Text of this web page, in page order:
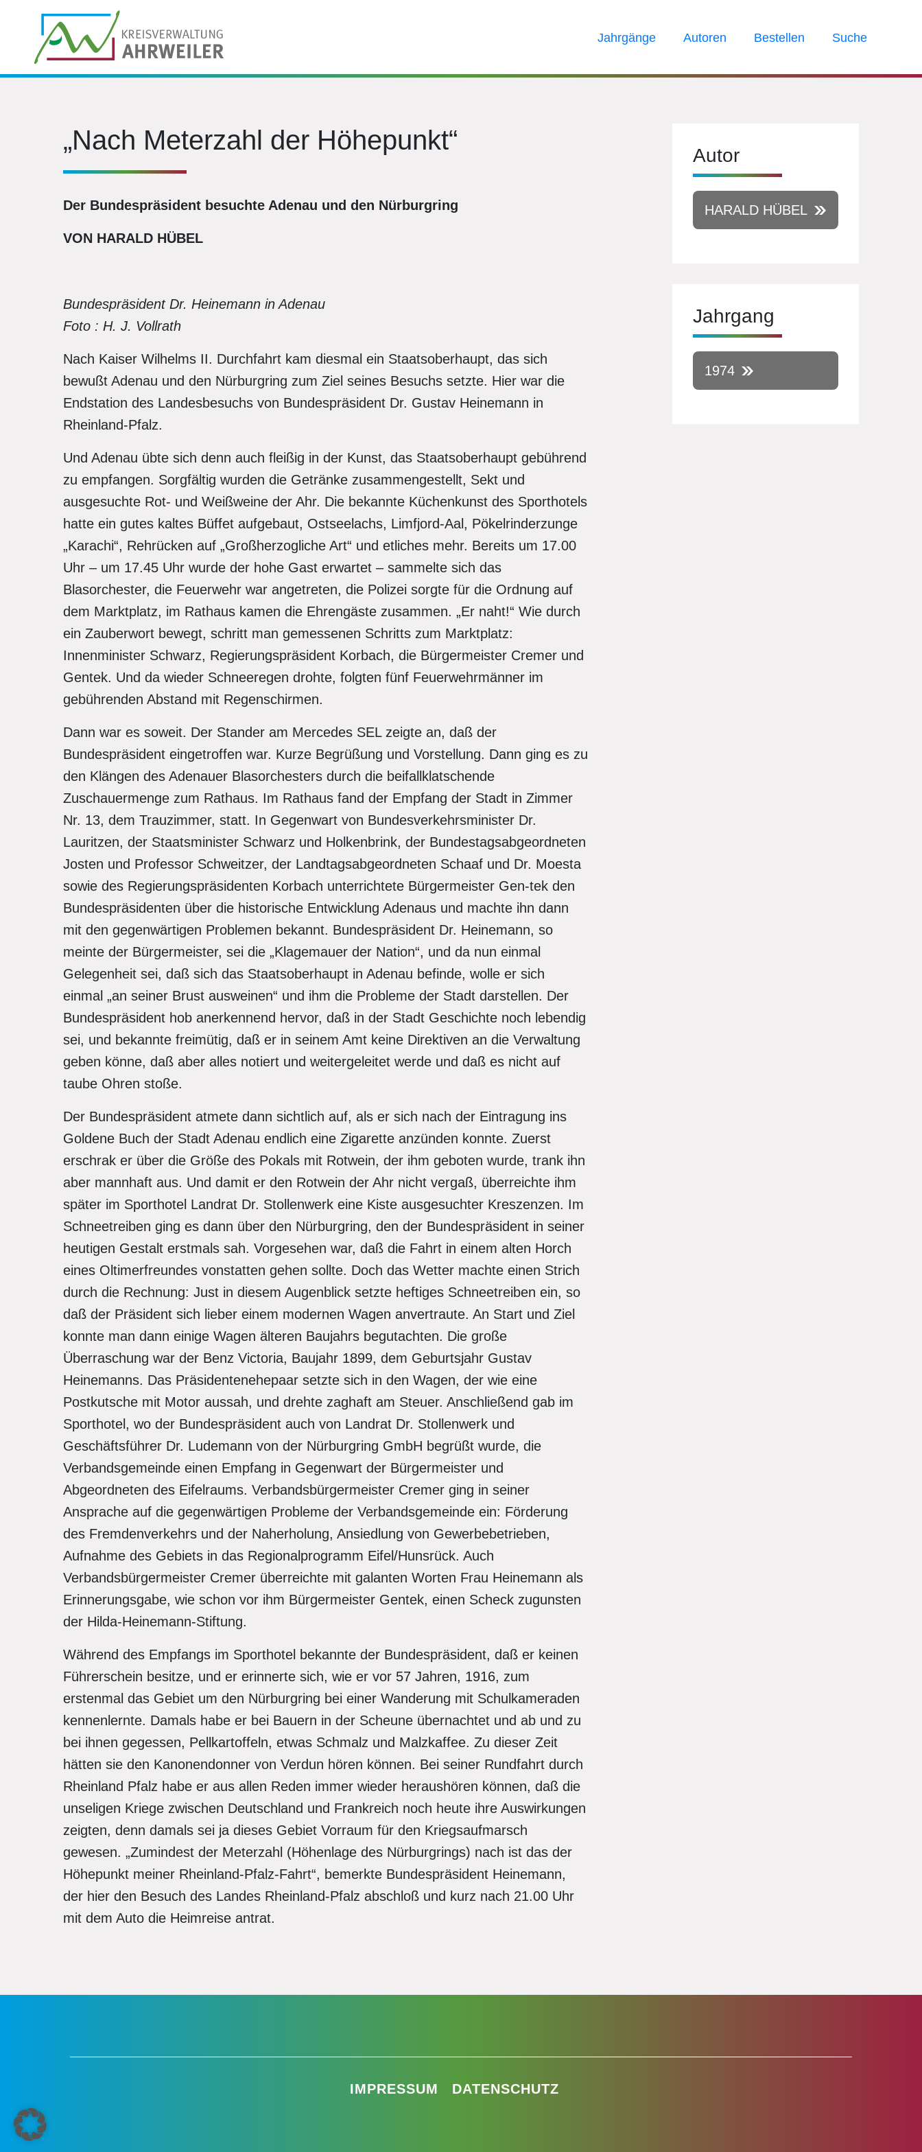
Jahrgänge Autoren Bestellen Suche
„Nach Meterzahl der Höhepunkt“
Der Bundespräsident besuchte Adenau und den Nürburgring
VON HARALD HÜBEL
Bundespräsident Dr. Heinemann in Adenau
Foto : H. J. Vollrath
Nach Kaiser Wilhelms II. Durchfahrt kam diesmal ein Staatsoberhaupt, das sich
bewußt Adenau und den Nürburgring zum Ziel seines Besuchs setzte. Hier war die
Endstation des Landesbesuchs von Bundespräsident Dr. Gustav Heinemann in
Rheinland-Pfalz.
Und Adenau übte sich denn auch fleißig in der Kunst, das Staatsoberhaupt gebührend
zu empfangen. Sorgfältig wurden die Getränke zusammengestellt, Sekt und
ausgesuchte Rot- und Weißweine der Ahr. Die bekannte Küchenkunst des Sporthotels
hatte ein gutes kaltes Büffet aufgebaut, Ostseelachs, Limfjord-Aal, Pökelrinderzunge
„Karachi“, Rehrücken auf „Großherzogliche Art“ und etliches mehr. Bereits um 17.00
Uhr – um 17.45 Uhr wurde der hohe Gast erwartet – sammelte sich das
Blasorchester, die Feuerwehr war angetreten, die Polizei sorgte für die Ordnung auf
dem Marktplatz, im Rathaus kamen die Ehrengäste zusammen. „Er naht!“ Wie durch
ein Zauberwort bewegt, schritt man gemessenen Schritts zum Marktplatz:
Innenminister Schwarz, Regierungspräsident Korbach, die Bürgermeister Cremer und
Gentek. Und da wieder Schneeregen drohte, folgten fünf Feuerwehrmänner im
gebührenden Abstand mit Regenschirmen.
Dann war es soweit. Der Stander am Mercedes SEL zeigte an, daß der
Bundespräsident eingetroffen war. Kurze Begrüßung und Vorstellung. Dann ging es zu
den Klängen des Adenauer Blasorchesters durch die beifallklatschende
Zuschauermenge zum Rathaus. Im Rathaus fand der Empfang der Stadt in Zimmer
Nr. 13, dem Trauzimmer, statt. In Gegenwart von Bundesverkehrsminister Dr.
Lauritzen, der Staatsminister Schwarz und Holkenbrink, der Bundestagsabgeordneten
Josten und Professor Schweitzer, der Landtagsabgeordneten Schaaf und Dr. Moesta
sowie des Regierungspräsidenten Korbach unterrichtete Bürgermeister Gen-tek den
Bundespräsidenten über die historische Entwicklung Adenaus und machte ihn dann
mit den gegenwärtigen Problemen bekannt. Bundespräsident Dr. Heinemann, so
meinte der Bürgermeister, sei die „Klagemauer der Nation“, und da nun einmal
Gelegenheit sei, daß sich das Staatsoberhaupt in Adenau befinde, wolle er sich
einmal „an seiner Brust ausweinen“ und ihm die Probleme der Stadt darstellen. Der
Bundespräsident hob anerkennend hervor, daß in der Stadt Geschichte noch lebendig
sei, und bekannte freimütig, daß er in seinem Amt keine Direktiven an die Verwaltung
geben könne, daß aber alles notiert und weitergeleitet werde und daß es nicht auf
taube Ohren stoße.
Der Bundespräsident atmete dann sichtlich auf, als er sich nach der Eintragung ins
Goldene Buch der Stadt Adenau endlich eine Zigarette anzünden konnte. Zuerst
erschrak er über die Größe des Pokals mit Rotwein, der ihm geboten wurde, trank ihn
aber mannhaft aus. Und damit er den Rotwein der Ahr nicht vergaß, überreichte ihm
später im Sporthotel Landrat Dr. Stollenwerk eine Kiste ausgesuchter Kreszenzen. Im
Schneetreiben ging es dann über den Nürburgring, den der Bundespräsident in seiner
heutigen Gestalt erstmals sah. Vorgesehen war, daß die Fahrt in einem alten Horch
eines Oltimerfreundes vonstatten gehen sollte. Doch das Wetter machte einen Strich
durch die Rechnung: Just in diesem Augenblick setzte heftiges Schneetreiben ein, so
daß der Präsident sich lieber einem modernen Wagen anvertraute. An Start und Ziel
konnte man dann einige Wagen älteren Baujahrs begutachten. Die große
Überraschung war der Benz Victoria, Baujahr 1899, dem Geburtsjahr Gustav
Heinemanns. Das Präsidentenehepaar setzte sich in den Wagen, der wie eine
Postkutsche mit Motor aussah, und drehte zaghaft am Steuer. Anschließend gab im
Sporthotel, wo der Bundespräsident auch von Landrat Dr. Stollenwerk und
Geschäftsführer Dr. Ludemann von der Nürburgring GmbH begrüßt wurde, die
Verbandsgemeinde einen Empfang in Gegenwart der Bürgermeister und
Abgeordneten des Eifelraums. Verbandsbürgermeister Cremer ging in seiner
Ansprache auf die gegenwärtigen Probleme der Verbandsgemeinde ein: Förderung
des Fremdenverkehrs und der Naherholung, Ansiedlung von Gewerbebetrieben,
Aufnahme des Gebiets in das Regionalprogramm Eifel/Hunsrück. Auch
Verbandsbürgermeister Cremer überreichte mit galanten Worten Frau Heinemann als
Erinnerungsgabe, wie schon vor ihm Bürgermeister Gentek, einen Scheck zugunsten
der Hilda-Heinemann-Stiftung.
Während des Empfangs im Sporthotel bekannte der Bundespräsident, daß er keinen
Führerschein besitze, und er erinnerte sich, wie er vor 57 Jahren, 1916, zum
erstenmal das Gebiet um den Nürburgring bei einer Wanderung mit Schulkameraden
kennenlernte. Damals habe er bei Bauern in der Scheune übernachtet und ab und zu
bei ihnen gegessen, Pellkartoffeln, etwas Schmalz und Malzkaffee. Zu dieser Zeit
hätten sie den Kanonendonner von Verdun hören können. Bei seiner Rundfahrt durch
Rheinland Pfalz habe er aus allen Reden immer wieder heraushören können, daß die
unseligen Kriege zwischen Deutschland und Frankreich noch heute ihre Auswirkungen
zeigten, denn damals sei ja dieses Gebiet Vorraum für den Kriegsaufmarsch
gewesen. „Zumindest der Meterzahl (Höhenlage des Nürburgrings) nach ist das der
Höhepunkt meiner Rheinland-Pfalz-Fahrt“, bemerkte Bundespräsident Heinemann,
der hier den Besuch des Landes Rheinland-Pfalz abschloß und kurz nach 21.00 Uhr
mit dem Auto die Heimreise antrat.
Autor
HARALD HÜBEL
Jahrgang
1974
IMPRESSUM DATENSCHUTZ